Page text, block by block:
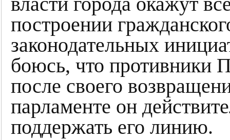
построении
законодательных
боюсь, что противники
после своего
парламенте он
поддержать его линию.